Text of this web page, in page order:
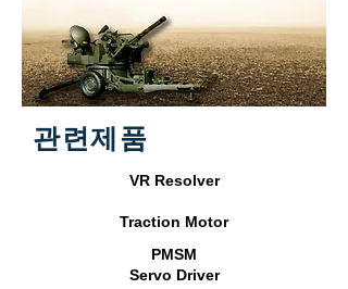
관련제품
VR Resolver
Traction Motor
PMSM
Servo Driver